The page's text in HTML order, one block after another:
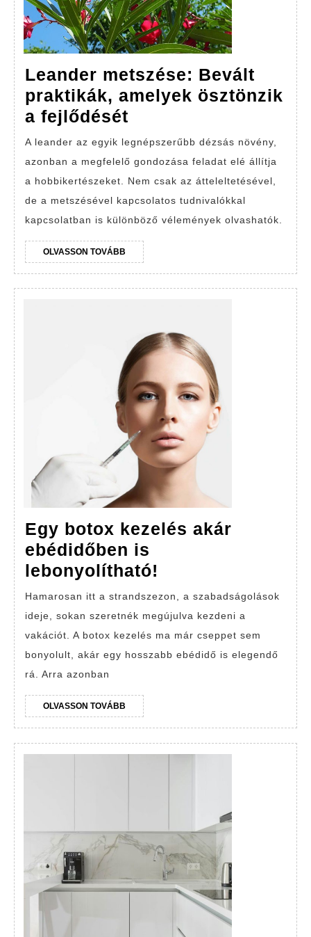
Leander metszése: Bevált
praktikák, amelyek ösztönzik
a fejlődését
metszése:
Bevált
praktikák,
amelyek
ösztönzik
a
fejlődését
A leander az egyik legnépszerűbb dézsás növény,
azonban a megfelelő gondozása feladat elé állítja
a hobbikertészeket. Nem csak az átteleltetésével,
de a metszésével kapcsolatos tudnivalókkal
kapcsolatban is különböző vélemények olvashatók.
OLVASSON TOVÁBB OLVASSON
TOVÁBB
Egy botox kezelés akár
ebédidőben is
lebonyolítható!
botox
kezelés
akár
ebédidőben
Hamarosan itt a strandszezon, a szabadságolások
ideje, sokan szeretnék megújulva kezdeni a
vakációt. A botox kezelés ma már cseppet sem
bonyolult, akár egy hosszabb ebédidő is elegendő
rá. Arra azonban
OLVASSON TOVÁBB OLVASSON
TOVÁBB